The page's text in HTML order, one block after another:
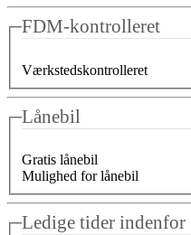
FDM-kontrolleret
Værkstedskontrolleret
Lånebil
Gratis lånebil
Mulighed for lånebil
Ledige tider indenfor